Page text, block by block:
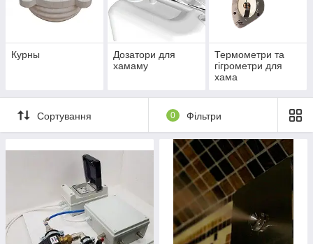
Курны
Дозатори для
хамаму
Термометри та
гігрометри для
хама
Сортування 0 Фільтри